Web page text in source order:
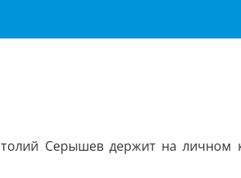
Серышев держит на личном